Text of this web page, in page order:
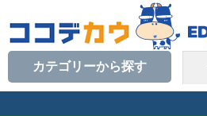
カテゴリーから探す